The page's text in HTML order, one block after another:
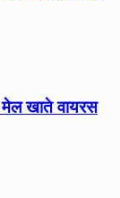
मेल खाते वायरस